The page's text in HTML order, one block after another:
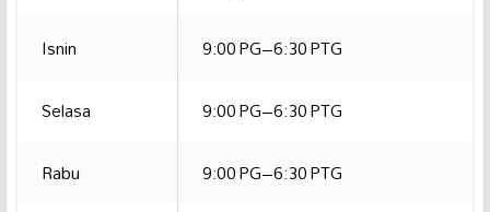
Isnin
9:00 PG–6:30 PTG
Selasa
9:00 PG–6:30 PTG
Rabu
9:00 PG–6:30 PTG